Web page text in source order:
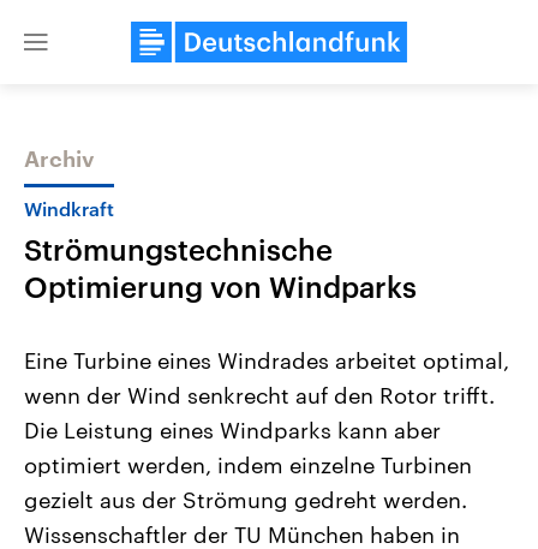
Close
Themen
Landtagswahl Sachsen-Anhalt
2026
Alle Informationen
Sachsen-Anhalt wählt am 6.
September 2026 einen neuen
Landtag. Seit 2021 wird das
Bundesland von einer Koalition aus
USA
Aktuelle Beiträge,
Hintergründe
Wirtschaftlich und
gehören die Vereinigten
den mächtigsten Ländern
mit großem Einfluss auf
Archiv
Windkraft
Strömungstechnische
Optimierung von Windparks
Eine Turbine eines Windrades arbeitet optimal,
wenn der Wind senkrecht auf den Rotor trifft.
Die Leistung eines Windparks kann aber
optimiert werden, indem einzelne Turbinen
gezielt aus der Strömung gedreht werden.
Wissenschaftler der TU München haben in